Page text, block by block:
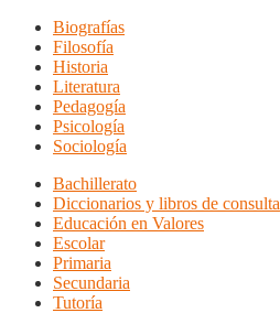
Biografías
Filosofía
Historia
Literatura
Pedagogía
Psicología
Sociología
Bachillerato
Diccionarios y libros de consulta
Educación en Valores
Escolar
Primaria
Secundaria
Tutoría